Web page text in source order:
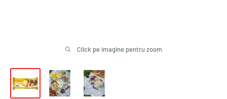
Click pe imagine pentru zoom